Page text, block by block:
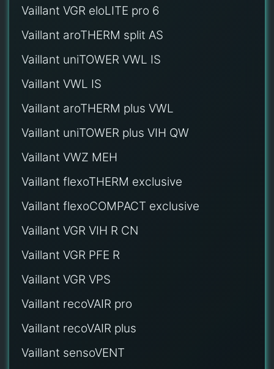
Vaillant VGR eloLITE pro 6
Vaillant aroTHERM split AS
Vaillant uniTOWER VWL IS
Vaillant VWL IS
Vaillant aroTHERM plus VWL
Vaillant uniTOWER plus VIH QW
Vaillant VWZ MEH
Vaillant flexoTHERM exclusive
Vaillant flexoCOMPACT exclusive
Vaillant VGR VIH R CN
Vaillant VGR PFE R
Vaillant VGR VPS
Vaillant recoVAIR pro
Vaillant recoVAIR plus
Vaillant sensoVENT